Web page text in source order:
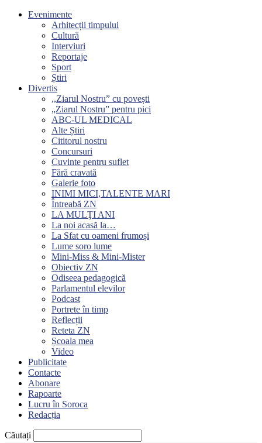
Evenimente
Arhitecții timpului
Cultură
Interviuri
Reportaje
Sport
Știri
Divertis
,,Ziarul Nostru” cu povești
„Ziarul Nostru” pentru pici
ABC-UL MEDICAL
Alte Știri
Cititorul nostru
Concursuri
Cuvinte pentru suflet
Fără cravată
Galerie foto
INIMI MICI,TALENTE MARI
Întreabă ZN
LA MULŢI ANI
La noi acasă la…
La Sfat cu oameni frumoși
Lume soro lume
Mini-Miss & Mini-Mister
Obiectiv ZN
Odiseea pedagogică
Parlamentul elevilor
Podcast
Portrete în timp
Reflecții
Reteta ZN
Școala mea
Video
Publicitate
Contacte
Abonare
Rapoarte
Lucru în Soroca
Redacția
Căutați